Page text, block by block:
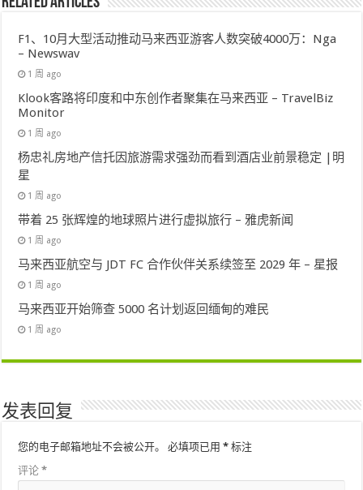
F1、10月大型活动推动马来西亚游客人数突破4000万：Nga
– Newswav
1 周 ago
Klook客路将印度和中东创作者聚集在马来西亚 – TravelBiz
Monitor
1 周 ago
杨忠礼房地产信托因旅游需求强劲而看到酒店业前景稳定 |明
星
1 周 ago
带着 25 张辉煌的地球照片进行虚拟旅行 – 雅虎新闻
1 周 ago
马来西亚航空与 JDT FC 合作伙伴关系续签至 2029 年 – 星报
1 周 ago
马来西亚开始筛查 5000 名计划返回缅甸的难民
1 周 ago
发表回复
您的电子邮箱地址不会被公开。 必填项已用* 标注
评论*